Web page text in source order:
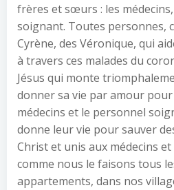
frères et sœurs : les
soignant. Toutes personnes,
Cyrène, des Véronique, qui
à travers ces malades du
Jésus qui monte
donner sa vie par amour pour
médecins et le personnel
donne leur vie pour sauver
Christ et unis aux médecins
comme nous le faisons tous
appartements, dans nos